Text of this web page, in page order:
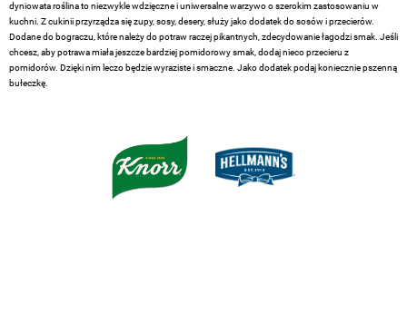
dyniowata roślina to niezwykle wdzięczne i uniwersalne warzywo o szerokim zastosowaniu w
kuchni. Z cukinii przyrządza się zupy, sosy, desery, służy jako dodatek do sosów i przecierów.
Dodane do bograczu, które należy do potraw raczej pikantnych, zdecydowanie łagodzi smak. Jeśli
chcesz, aby potrawa miała jeszcze bardziej pomidorowy smak, dodaj nieco przecieru z
pomidorów. Dzięki nim leczo będzie wyraziste i smaczne. Jako dodatek podaj koniecznie pszenną
bułeczkę.